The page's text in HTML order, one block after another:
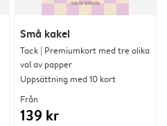
Små kakel
Tack | Premiumkort med tre olika
val av papper
Uppsättning med 10 kort
Från
139 kr